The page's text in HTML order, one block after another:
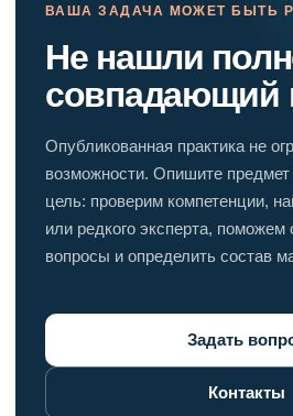
ВАША ЗАДАЧА МОЖЕТ БЫТЬ
Не нашли
совпадающий
Опубликованная практика не
возможности. Опишите
цель: проверим компетенции,
или редкого эксперта,
вопросы и определить состав
Задать
Контакты